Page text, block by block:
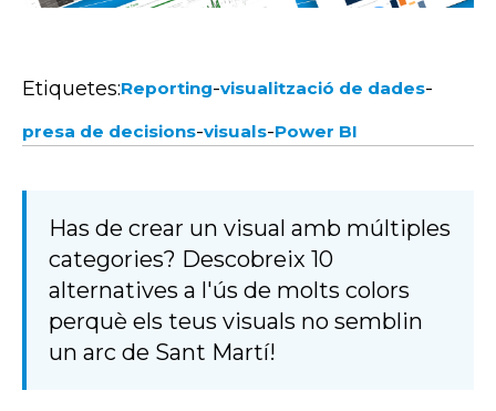
Etiquetes:Reporting-visualització de dades-
presa de decisions-visuals-Power BI
Has de crear un visual amb múltiples
categories? Descobreix 10
alternatives a l'ús de molts colors
perquè els teus visuals no semblin
un arc de Sant Martí!